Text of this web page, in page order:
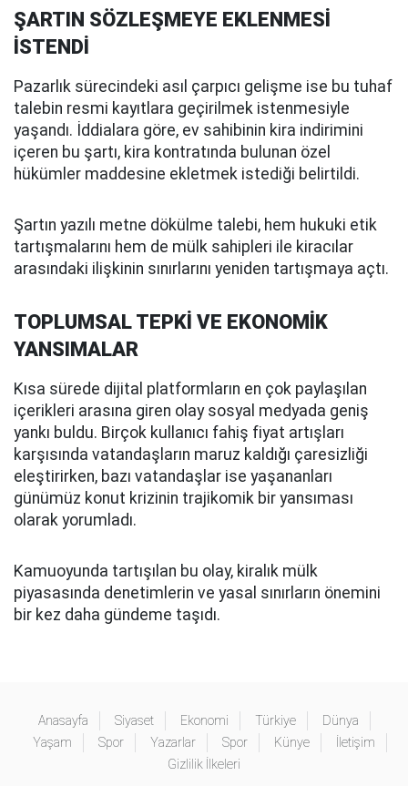
ŞARTIN SÖZLEŞMEYE EKLENMESİ
İSTENDİ
Pazarlık sürecindeki asıl çarpıcı gelişme ise bu tuhaf
talebin resmi kayıtlara geçirilmek istenmesiyle
yaşandı. İddialara göre, ev sahibinin kira indirimini
içeren bu şartı, kira kontratında bulunan özel
hükümler maddesine ekletmek istediği belirtildi.
Şartın yazılı metne dökülme talebi, hem hukuki etik
tartışmalarını hem de mülk sahipleri ile kiracılar
arasındaki ilişkinin sınırlarını yeniden tartışmaya açtı.
TOPLUMSAL TEPKİ VE EKONOMİK
YANSIMALAR
Kısa sürede dijital platformların en çok paylaşılan
içerikleri arasına giren olay sosyal medyada geniş
yankı buldu. Birçok kullanıcı fahiş fiyat artışları
karşısında vatandaşların maruz kaldığı çaresizliği
eleştirirken, bazı vatandaşlar ise yaşananları
günümüz konut krizinin trajikomik bir yansıması
olarak yorumladı.
Kamuoyunda tartışılan bu olay, kiralık mülk
piyasasında denetimlerin ve yasal sınırların önemini
bir kez daha gündeme taşıdı.
Anasayfa Siyaset Ekonomi Türkiye
Dünya
Yaşam
Spor Yazarlar Spor Künye
İletişim
Gizlilik İlkeleri